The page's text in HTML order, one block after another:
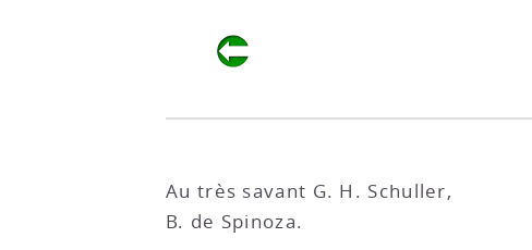
Au très savant G. H. Schuller,
B. de Spinoza.